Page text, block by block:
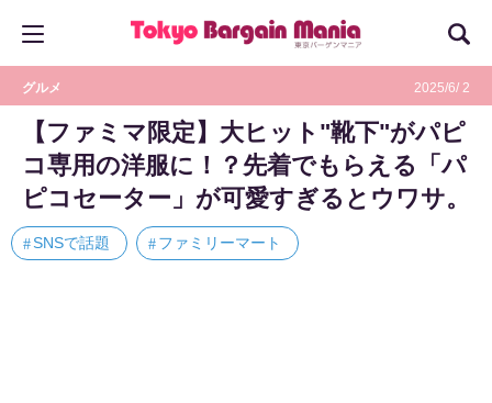
グルメ 2025/6/ 2
【ファミマ限定】大ヒット"靴下"がパピ
コ専用の洋服に！？先着でもらえる「パ
ピコセーター」が可愛すぎるとウワサ。
SNSで話題 ファミリーマート